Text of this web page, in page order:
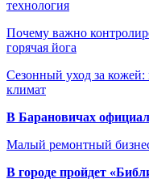
технология
Почему важно
горячая йога
Сезонный уход за кожей:
климат
В Барановичах
Малый ремонтный
В городе пройдет